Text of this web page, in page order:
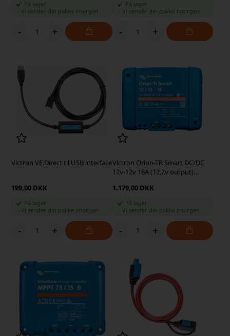
På lager
-Vi sender din pakke imorgen
- +
På lager
Vi sender din pakke imorgen
- +
Victron VE.Direct til USB interface
199,00 DKK
På lager
-Vi sender din pakke imorgen
- +
Victron Orion-TR Smart DC/DC
12v-12v 18A (12,2v output)
1.179,00 DKK
På lager
Vi sender din pakke imorgen
- +